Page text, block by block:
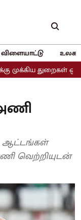
விளையாட்டு
ஒதுக்கீடு
4 ஆட்டங்கள்
வெற்றியுடன்